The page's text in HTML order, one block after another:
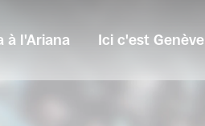
à l'Ariana Ici c'est Genève